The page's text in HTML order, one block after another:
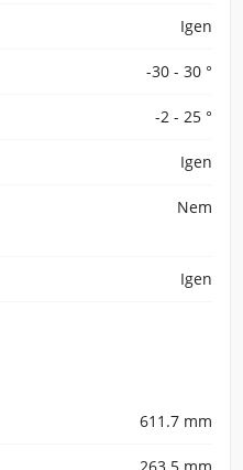
Igen
-30 - 30 °
-2 - 25 °
Igen
Nem
Igen
611.7 mm
263.5 mm